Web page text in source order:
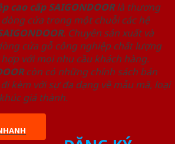
cao cấp SAIGONDOORlà thương
cửa trong một chuỗi các hệ
. Chuyên sản xuất và
cửa gỗ công nghiệp chất lượng
với mọi nhu cầu khách hàng.
còn có những chính sách bán
đi kèm với sự đa dạng về mẫu mã, loại
giá thành.